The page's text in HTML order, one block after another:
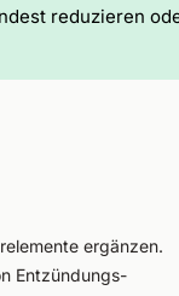
reduzieren
ergänzen.
Entzündungs-